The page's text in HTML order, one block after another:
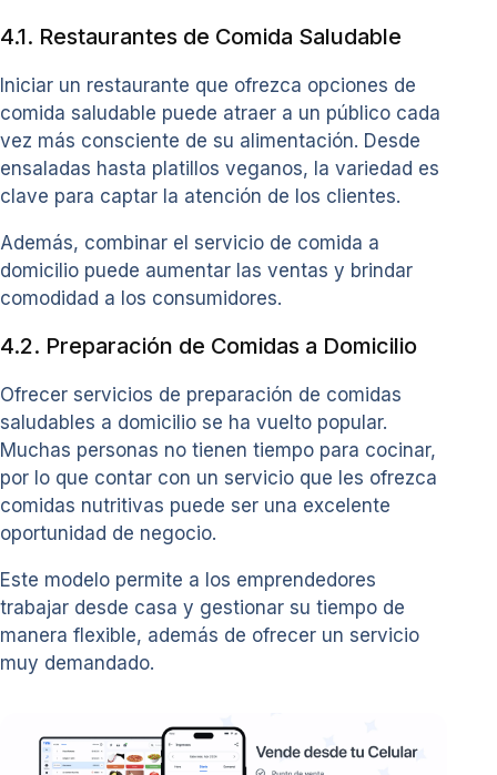
4.1. Restaurantes de Comida Saludable
Iniciar un restaurante que ofrezca opciones de
comida saludable puede atraer a un público cada
vez más consciente de su alimentación. Desde
ensaladas hasta platillos veganos, la variedad es
clave para captar la atención de los clientes.
Además, combinar el servicio de comida a
domicilio puede aumentar las ventas y brindar
comodidad a los consumidores.
4.2. Preparación de Comidas a Domicilio
Ofrecer servicios de preparación de comidas
saludables a domicilio se ha vuelto popular.
Muchas personas no tienen tiempo para cocinar,
por lo que contar con un servicio que les ofrezca
comidas nutritivas puede ser una excelente
oportunidad de negocio.
Este modelo permite a los emprendedores
trabajar desde casa y gestionar su tiempo de
manera flexible, además de ofrecer un servicio
muy demandado.